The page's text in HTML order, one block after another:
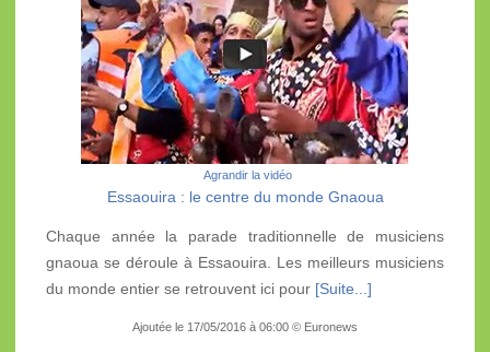
Agrandir la vidéo
Essaouira : le centre du monde Gnaoua
Chaque année la parade traditionnelle de musiciens
gnaoua se déroule à Essaouira. Les meilleurs musiciens
du monde entier se retrouvent ici pour [Suite...]
Ajoutée le 17/05/2016 à 06:00 © Euronews